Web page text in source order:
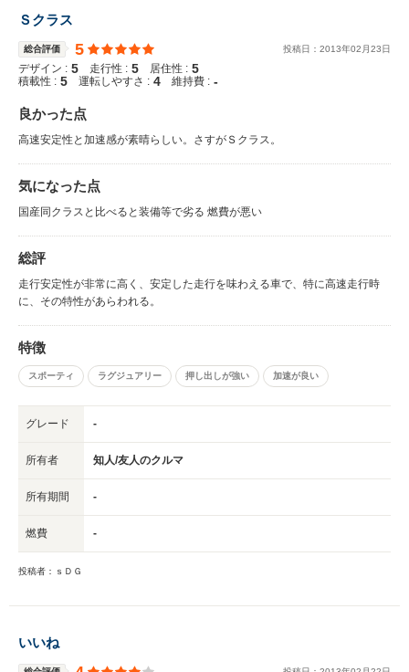
Ｓクラス
総合評価 5 投稿日： 2013年02 月23日
デザイン : 5 走行性 : 5 居住性 : 5
積載性 : 5 運転しやすさ : 4 維持費 : -
良かった点
高速安定性と加速感が素晴らしい。さすがＳクラス。
気になった点
国産同クラスと比べると装備等で劣る 燃費が悪い
総評
走行安定性が非常に高く、安定した走行を味わえる車で、特に高速走行時
に、その特性があらわれる。
特徴
スポーティ ラグジュアリー 押し出しが強い 加速が良い
グレード -
所有者 知人/友人のクルマ
所有期間 -
燃費 -
投稿者：ｓＤＧ
いいね